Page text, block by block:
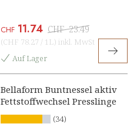
CHF 11.74 CHF 23.49
(CHF 78.27 / 1L) inkl. MwSt
Auf Lager
Bellaform Buntnessel aktiv
Fettstoffwechsel Presslinge
(34)